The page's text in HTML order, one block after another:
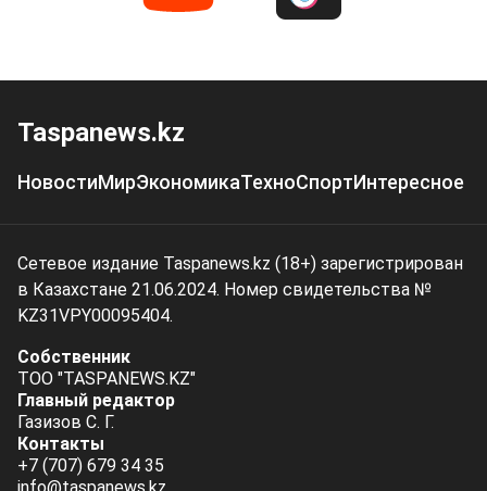
Taspanews.kz
НовостиМирЭкономикаТехноСпортИнтересное
Сетевое издание Taspanews.kz (18+) зарегистрирован
в Казахстане 21.06.2024. Номер свидетельства №
KZ31VPY00095404.
Собственник
ТОО "TASPANEWS.KZ"
Главный редактор
Газизов С. Г.
Контакты
+7 (707) 679 34 35